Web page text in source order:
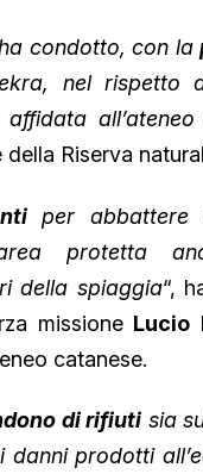
condotto, con la
nel rispetto
della Riserva
per abbattere
protetta
della spiaggia“,
missione Lucio
catanese.
di rifiuti sia
prodotti